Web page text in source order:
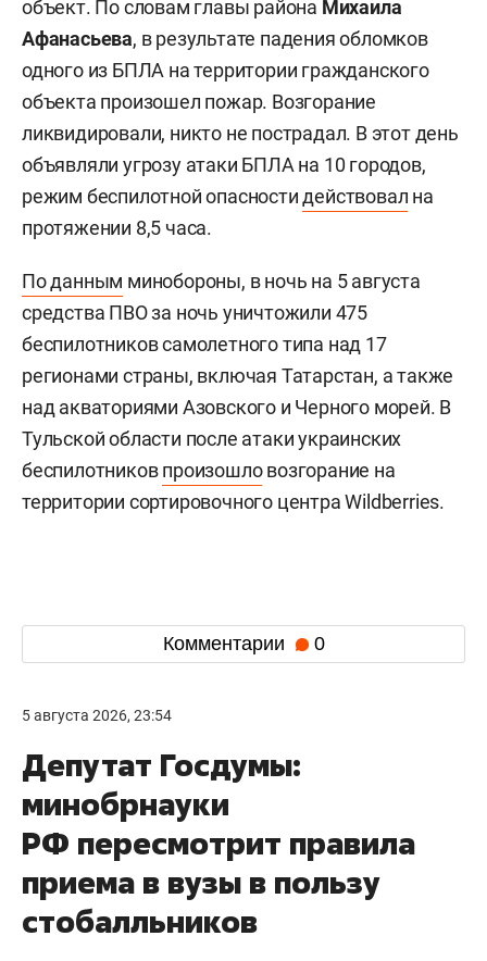
объект. По словам главы района Михаила
Афанасьева, в результате падения обломков
одного из БПЛА на территории гражданского
объекта произошел пожар. Возгорание
ликвидировали, никто не пострадал. В этот день
объявляли угрозу атаки БПЛА на 10 городов,
режим беспилотной опасностидействовал на
протяжении 8,5 часа.
По данным минобороны, в ночь на 5 августа
средства ПВО за ночь уничтожили 475
беспилотников самолетного типа над 17
регионами страны, включая Татарстан, а также
над акваториями Азовского и Черного морей. В
Тульской области после атаки украинских
беспилотниковпроизошловозгорание на
территории сортировочного центра Wildberries.
Комментарии 0
5 августа 2026, 23:54
Депутат Госдумы:
минобрнауки
РФ пересмотрит правила
приема в вузы в пользу
стобалльников